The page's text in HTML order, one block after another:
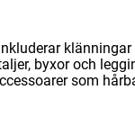
klänningar
byxor och
som